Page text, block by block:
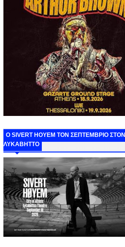
Ο SIVERT HOYEM ΤΟΝ ΣΕΠΤΕΜΒΡΙΟ ΣΤΟΝ
ΛΥΚΑΒΗΤΤΟ